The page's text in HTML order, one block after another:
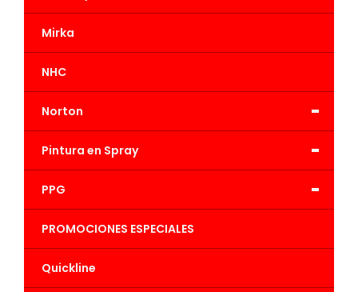
Mirka
NHC
-
Norton
-
Pintura en Spray
-
PPG
PROMOCIONES ESPECIALES
Quickline